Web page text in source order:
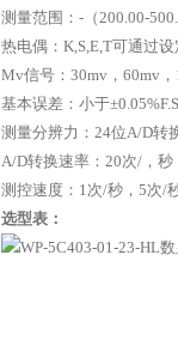
测量范围： - （200.00-
热电偶： K,S,E,T可通过
Mv信号： 30mv ， 60mv ，
基本误差：小于±0.05%F.S
测量分辨力： 24位A/D转
A/D转换速率： 20次/ ，秒
测控速度： 1次/秒， 5次/
选型表：